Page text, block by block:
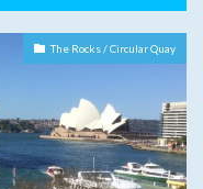
The Rocks / Circular Quay